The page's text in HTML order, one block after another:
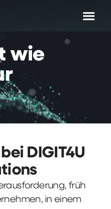
wie
DIGIT4U
früh
in einem